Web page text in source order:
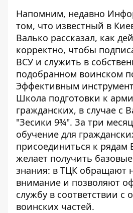
Напомним, недавно
том, что известный в
Валько рассказал, как
корректно, чтобы
ВСУ и служить в
подобранном воинском
Эффективным
Школа подготовки к
гражданских, в случае с
"Зесики 9¾". За три
обучение для
присоединиться к рядам
желает получить
знания: в ТЦК обращают
внимание и позволяют
службу в соответствии
воинских частей.